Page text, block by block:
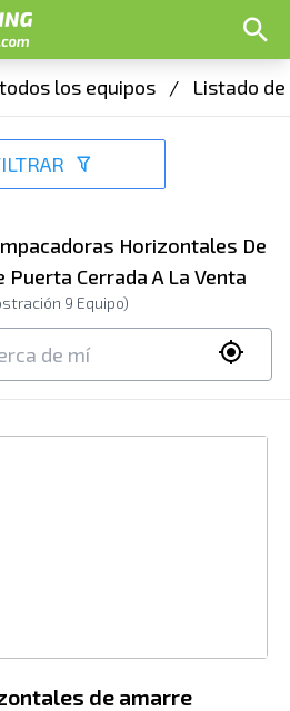
los equipos / Listado
Horizontales De
Cerrada A La Venta
9 Equipo)
de amarre